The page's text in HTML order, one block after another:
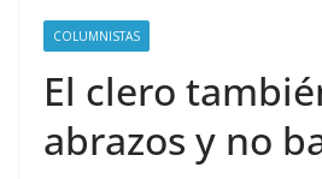
COLUMNISTAS
El clero
abrazos y no